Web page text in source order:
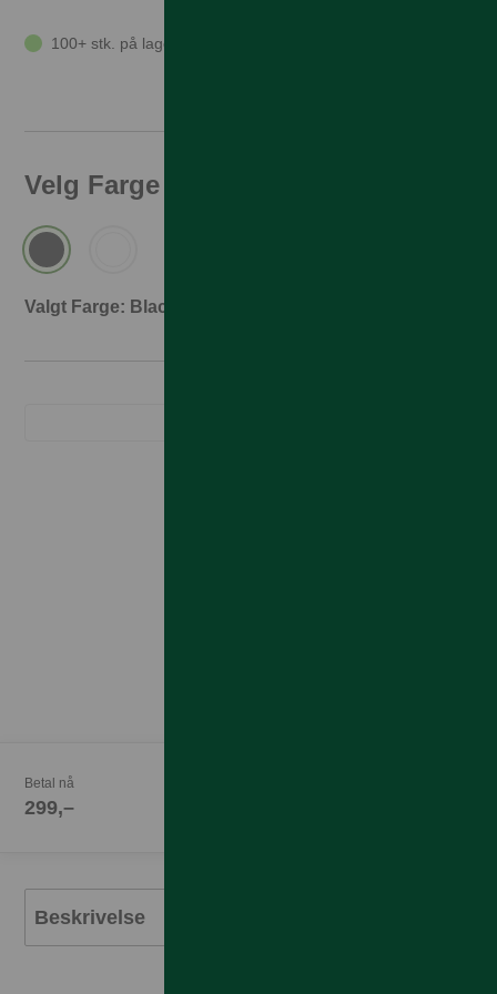
100+ stk. på lager
Velg Farge
Valgt Farge: Black
Betal nå
299,–
Beskrivelse